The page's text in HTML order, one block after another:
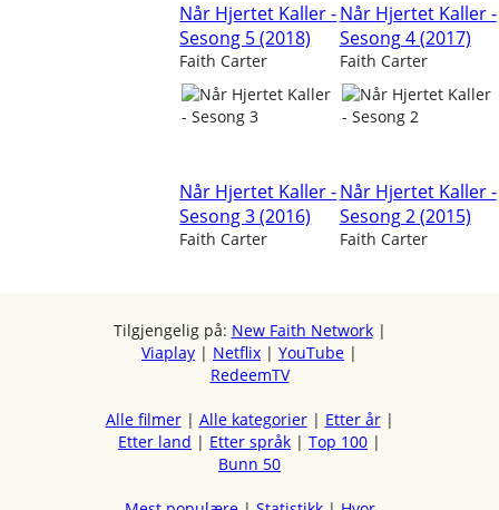
Når Hjertet Kaller -
Sesong 5 (2018)
Faith Carter
Når Hjertet Kaller -
Sesong 4 (2017)
Faith Carter
Når Hjertet Kaller -
Sesong 3 (2016)
Faith Carter
Når Hjertet Kaller -
Sesong 2 (2015)
Faith Carter
Tilgjengelig på: New Faith Network|
Viaplay | Netflix | YouTube |
RedeemTV
Alle filmer| Alle kategorier| Etter år|
Etter land | Etter språk | Top 100 |
Bunn 50